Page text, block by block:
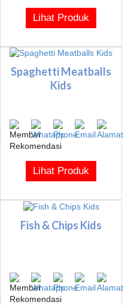
Lihat Produk
Spaghetti Meatballs
Kids
Lihat Produk
Fish & Chips Kids